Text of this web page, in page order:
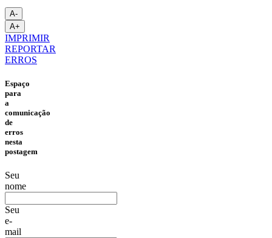
A-
A+
IMPRIMIR
REPORTAR
ERROS
Espaço
para
a
comunicação
de
erros
nesta
postagem
Seu
nome
Seu
e-
mail